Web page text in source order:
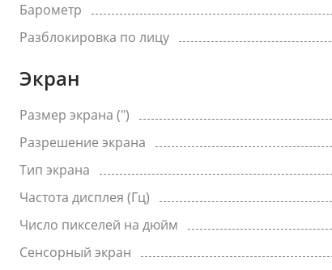
Барометр
Разблокировка по лицу
Экран
Размер экрана (")
Разрешение экрана
Тип экрана
Частота дисплея (Гц)
Число пикселей на дюйм
Сенсорный экран